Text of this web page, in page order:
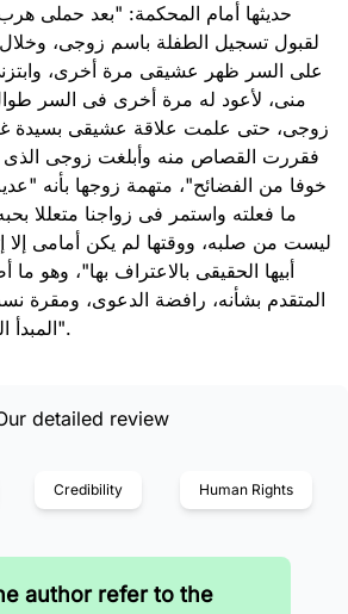
حديثها أمام المحكمة: "بعد حملى
على السر ظهر عشيقى مرة أخرى،
منى، لأعود له مرة أخرى فى السر
زوجى، حتى علمت علاقة عشيقى بسيدة
فقررت القصاص منه وأبلغت زوجى الذى
خوفا من الفضائح"، متهمة زوجها بأنه
ما فعلته واستمر فى زواجنا متعللا
ليست من صلبه، ووقتها لم يكن أمامى إلا
أبيها الحقيقى بالاعتراف بها"، وهو
المتقدم بشأنه، رافضة الدعوى، ومقرة
المبدأ الشرعى "الابن للفراش".
detailed review
Credibility Human Rights
author refer to the